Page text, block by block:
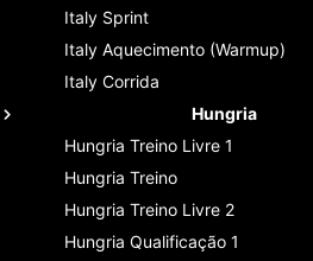
Italy Sprint
Italy Aquecimento (Warmup)
Italy Corrida
Hungria
Hungria Treino Livre 1
Hungria Treino
Hungria Treino Livre 2
Hungria Qualificação 1